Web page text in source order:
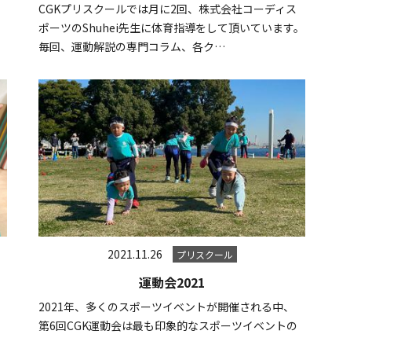
CGKプリスクールでは月に2回、株式会社コーディス
ポーツのShuhei先生に体育指導をして頂いています。
毎回、運動解説の専門コラム、各ク…
2021.11.26 プリスクール
運動会2021
2021年、多くのスポーツイベントが開催される中、
第6回CGK運動会は最も印象的なスポーツイベントの